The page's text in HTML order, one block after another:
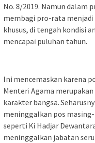
No. 8/2019. Namun dalam
membagi pro-rata menjadi
khusus, di tengah kondisi
mencapai puluhan tahun.
Ini mencemaskan karena
Menteri Agama
karakter bangsa.
meninggalkan pos
seperti Ki Hadjar
meninggalkan jabatan